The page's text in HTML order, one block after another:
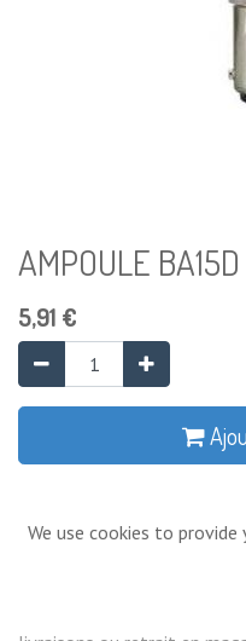
AMPOULE
5,91 €
Prix exprimés
We use cookies to